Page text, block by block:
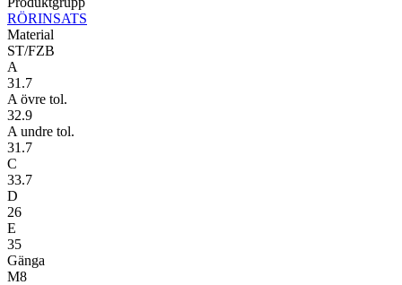
RÖRINSATS
Material
ST/FZB
A
31.7
A övre tol.
32.9
A undre tol.
31.7
C
33.7
D
26
E
35
Gänga
M8